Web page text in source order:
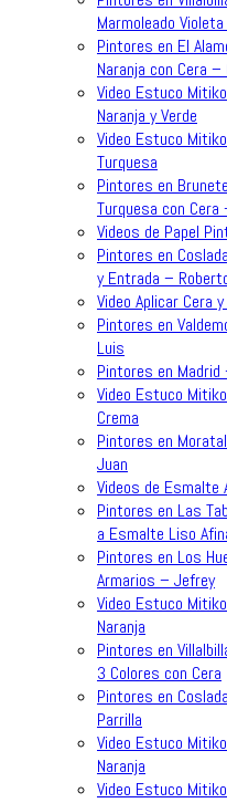
Marmoleado
Pintores en El
Naranja con Cera –
Video Estuco
Naranja y Verde
Video Estuco
Turquesa
Pintores en
Turquesa con Cera
Videos de Papel
Pintores en
y Entrada –
Video Aplicar Cera
Pintores en
Luis
Pintores en
Video Estuco
Crema
Pintores en
Juan
Videos de Esmalte
Pintores en Las
a Esmalte Liso
Pintores en Los
Armarios – Jefrey
Video Estuco
Naranja
Pintores en
3 Colores con Cera
Pintores en
Parrilla
Video Estuco
Naranja
Video Estuco